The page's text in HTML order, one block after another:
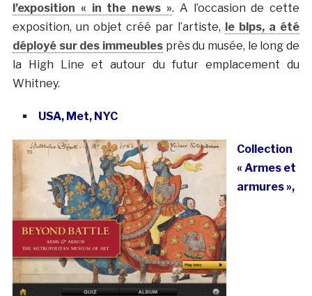
l’exposition « in the news ». A l’occasion de cette
exposition, un objet créé par l’artiste, le blps, a été
déployé sur des immeublesprès du musée, le long de
la High Line et autour du futur emplacement du
Whitney.
USA, Met, NYC
Collection
« Armes et
armures »,